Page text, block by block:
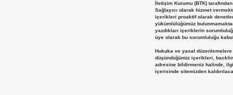
İletişim Kurumu (BTK)
Sağlayıcı olarak hizmet
içerikleri proaktif olarak
yükümlülüğümüz
yazdıkları içeriklerin
üye olarak bu sorumluluğu
Hukuka ve yasal düzenlemelere
düşündüğünüz içerikleri,
adresine bildirmeniz halinde,
içerisinde sitemizden